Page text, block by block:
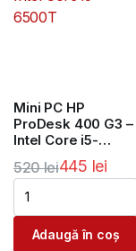
Mini PC HP
ProDesk 400 G3 –
Intel Core i5-
520lei
Prețul
inițial
445 lei
Prețul
curent
este:
Adaugă în coș